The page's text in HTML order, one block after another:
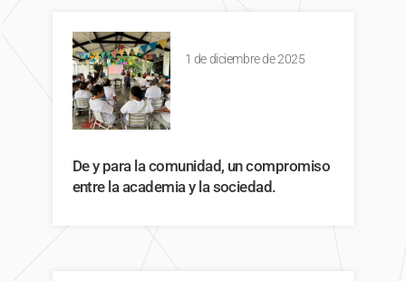
1 de diciembre de 2025
De y para la comunidad, un compromiso
entre la academia y la sociedad.